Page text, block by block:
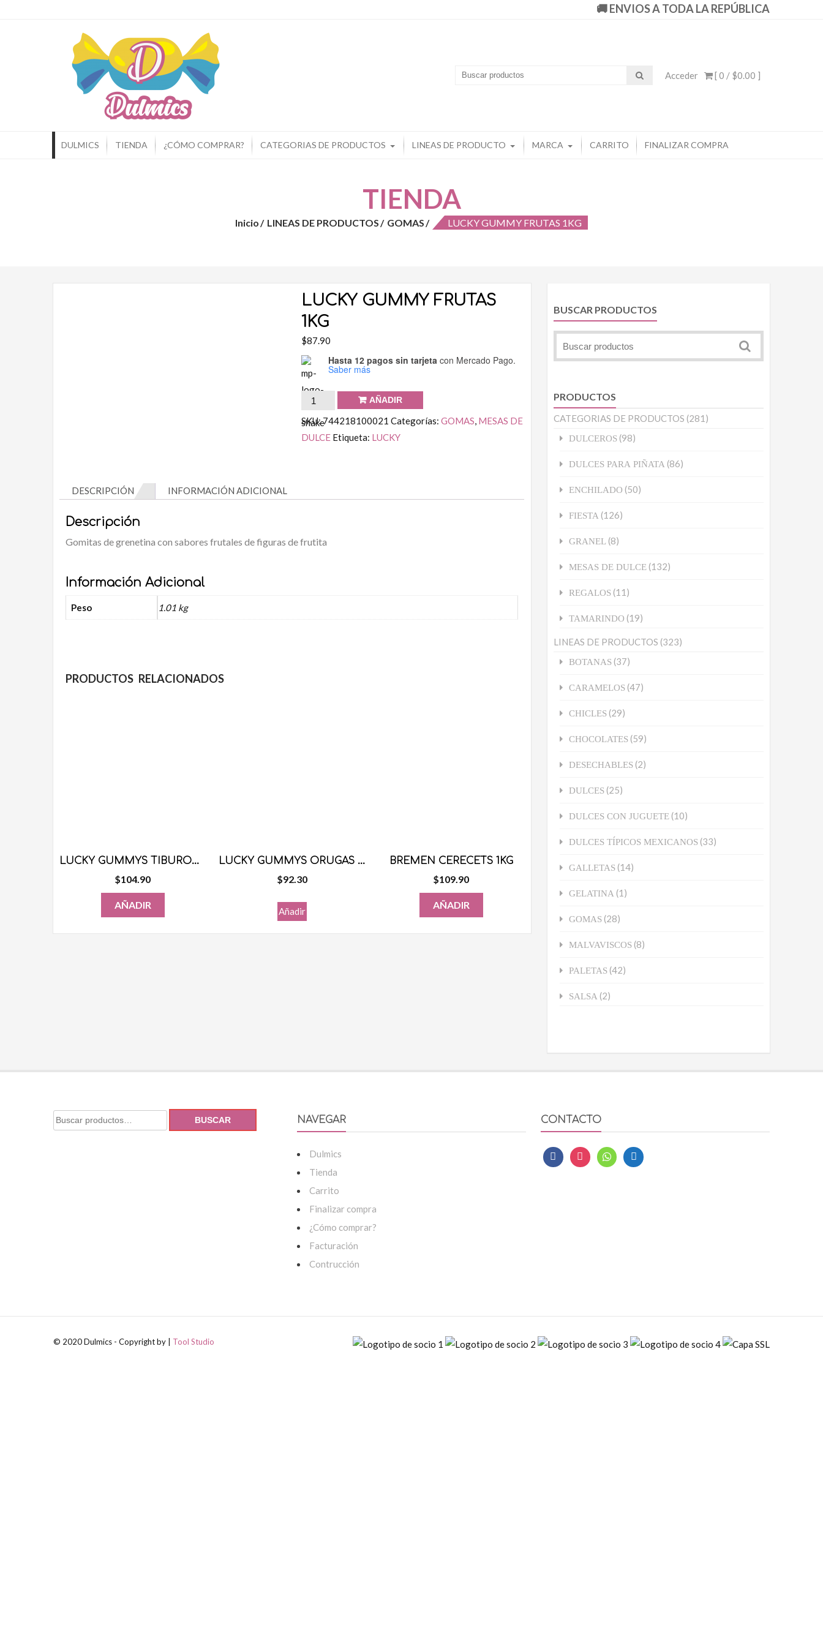
🚚 ENVIOS A TODA LA REPÚBLICA
[ 0 / $0.00 ]
Acceder
DULMICS TIENDA ¿CÓMO COMPRAR? CATEGORIAS DE PRODUCTOS LINEAS DE PRODUCTO MARCA CARRITO FINALIZAR COMPRA
TIENDA
Inicio LINEAS DE PRODUCTOS GOMAS LUCKY GUMMY FRUTAS 1KG
LUCKY GUMMY FRUTAS
1KG
$87.90
Hasta 12 pagos sin tarjeta con Mercado Pago.
Saber más
AÑADIR
SKU:744218100021 Categorías:GOMAS, MESAS DE
DULCE Etiqueta: LUCKY
DESCRIPCIÓN INFORMACIÓN ADICIONAL
Descripción
Gomitas de grenetina con sabores frutales de figuras de frutita
Información Adicional
Peso 1.01 kg
PRODUCTOS RELACIONADOS
LUCKY GUMMYS TIBURONES 1KG
$104.90
AÑADIR
LUCKY GUMMYS ORUGAS 1KG
$92.30
Añadir
BREMEN CERECETS 1KG
$109.90
AÑADIR
BUSCAR PRODUCTOS
PRODUCTOS
CATEGORIAS DE PRODUCTOS (281)
DULCEROS (98)
DULCES PARA PIÑATA (86)
ENCHILADO (50)
FIESTA (126)
GRANEL (8)
MESAS DE DULCE (132)
REGALOS (11)
TAMARINDO (19)
LINEAS DE PRODUCTOS (323)
BOTANAS (37)
CARAMELOS (47)
CHICLES (29)
CHOCOLATES (59)
DESECHABLES (2)
DULCES (25)
DULCES CON JUGUETE (10)
DULCES TÍPICOS MEXICANOS (33)
GALLETAS (14)
GELATINA (1)
GOMAS (28)
MALVAVISCOS (8)
PALETAS (42)
SALSA (2)
BUSCAR NAVEGAR
Dulmics
Tienda
Carrito
Finalizar compra
¿Cómo comprar?
Facturación
Contrucción
CONTACTO
© 2020 Dulmics - Copyright by | Tool Studio